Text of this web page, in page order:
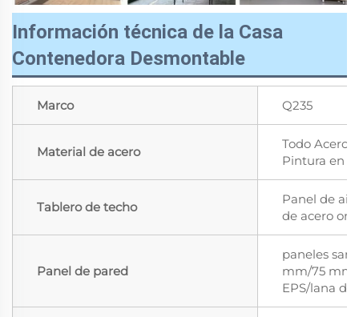
Información técnica de la Casa
Contenedora Desmontable
Marco Q235
Material de acero
Todo Acero
Pintura en
Tablero de techo
Panel de
de acero
Panel de pared
paneles
mm/75 mm
EPS/lana de